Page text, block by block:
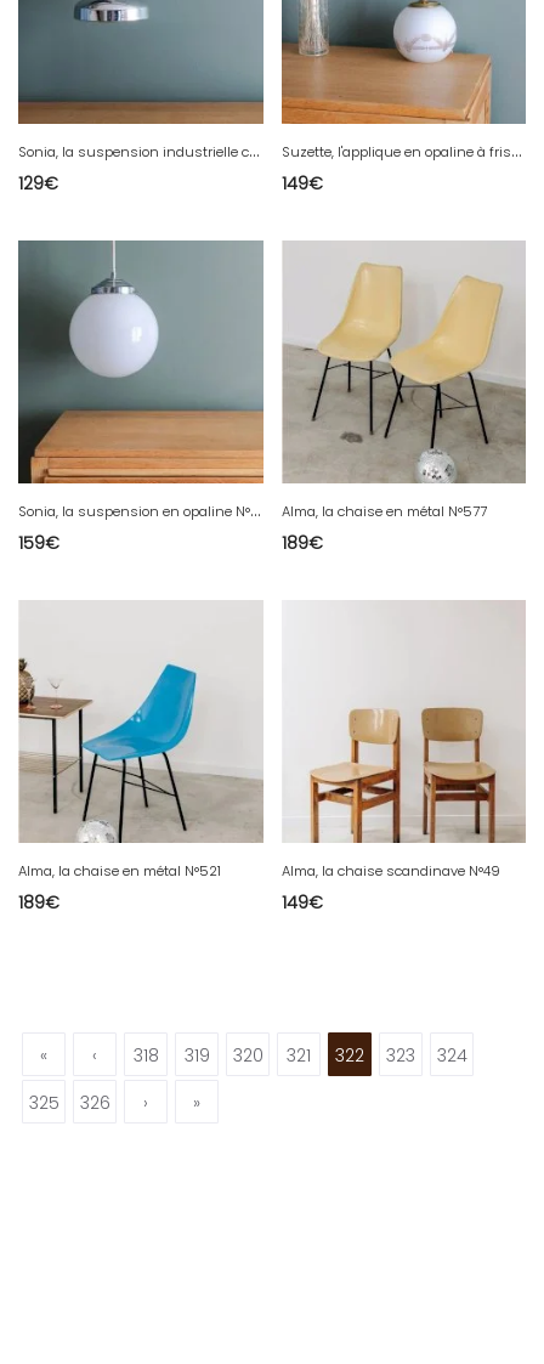
S
onia, la suspension industrielle chromée N°173
129€
S
uzette, l'applique en opaline à frise N°113
149€
S
onia, la suspension en opaline N°176
159€
Alma, la chaise en métal N°577
189€
Alma, la chaise en métal N°521
189€
Alma, la chaise scandinave N°49
149€
« ‹ 318 319 320 321 322 323
324
325
326 › »